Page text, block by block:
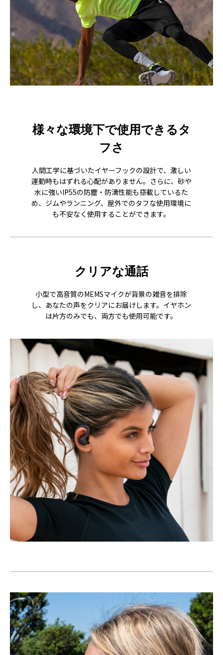
様々な環境下で使用できるタ
フさ
人間工学に基づいたイヤーフックの設計で、激しい
運動時もはずれる心配がありません。さらに、砂や
水に強いIP55の防塵・防滴性能も搭載しているた
め、ジムやランニング、屋外でのタフな使用環境に
も不安なく使用することができます。
クリアな通話
小型で高音質のMEMSマイクが背景の雑音を排除
し、あなたの声をクリアにお届けします。イヤホン
は片方のみでも、両方でも使用可能です。